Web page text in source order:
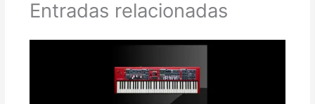
Entradas relacionadas